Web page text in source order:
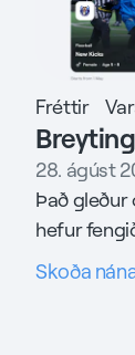
Fréttir
28. ágúst
Það gleður
hefur
Skoða